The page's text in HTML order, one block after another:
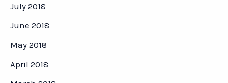
July 2018
June 2018
May 2018
April 2018